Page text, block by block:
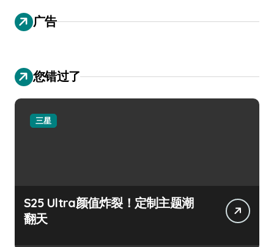
广告
您错过了
三星
S25 Ultra颜值炸裂！定制主题潮
翻天